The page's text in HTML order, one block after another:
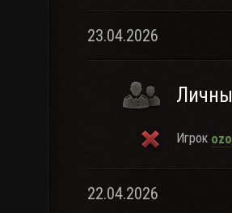
23.04.2026
Игрок
22.04.2026